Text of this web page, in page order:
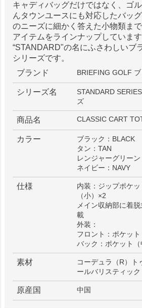
キャディバッグだけではなく、ゴ
んタウンユースにも対応したバッ
のニーズに細かく答えた小物類ま
アイテムをラインナップしています
“STANDARD"の名にふさわしいブ
シリーズです。
ブランド
BRIEFING GOLF
シリーズ名
STANDARD
ズ
商品名 CLASSIC CART
カラー
ブラック：BLACK
タン：TAN
レンジャーグリー
ネイビー：NAVY
仕様
内装：ジップポケ
（小）×2
メイン収納部に着
載
外装：
フロント：ポケッ
バック：ポケット（
素材
コーデュラ（R）ト
ールバリスティック
原産国 中国